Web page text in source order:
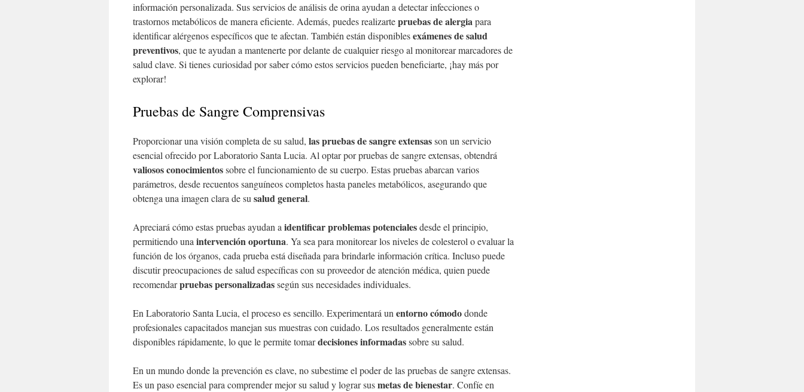
información personalizada. Sus servicios de análisis de orina ayudan a detectar infecciones o
trastornos metabólicos de manera eficiente. Además, puedes realizartepruebas de alergiapara
identificar alérgenos específicos que te afectan. También están disponiblesexámenes de salud
preventivos, que te ayudan a mantenerte por delante de cualquier riesgo al monitorear marcadores de
salud clave. Si tienes curiosidad por saber cómo estos servicios pueden beneficiarte, ¡hay más por
explorar!
Pruebas de Sangre Comprensivas
Proporcionar una visión completa de su salud, las pruebas de sangre extensasson un servicio
esencial ofrecido por Laboratorio Santa Lucia. Al optar por pruebas de sangre extensas, obtendrá
valiosos conocimientossobre el funcionamiento de su cuerpo. Estas pruebas abarcan varios
parámetros, desde recuentos sanguíneos completos hasta paneles metabólicos, asegurando que
obtenga una imagen clara de su salud general.
Apreciará cómo estas pruebas ayudan a identificar problemas potencialesdesde el principio,
permitiendo una intervención oportuna. Ya sea para monitorear los niveles de colesterol o evaluar la
función de los órganos, cada prueba está diseñada para brindarle información crítica. Incluso puede
discutir preocupaciones de salud específicas con su proveedor de atención médica, quien puede
recomendarpruebas personalizadassegún sus necesidades individuales.
En Laboratorio Santa Lucia, el proceso es sencillo. Experimentará un entorno cómododonde
profesionales capacitados manejan sus muestras con cuidado. Los resultados generalmente están
disponibles rápidamente, lo que le permite tomardecisiones informadassobre su salud.
En un mundo donde la prevención es clave, no subestime el poder de las pruebas de sangre extensas.
Es un paso esencial para comprender mejor su salud y lograr susmetas de bienestar. Confíe en